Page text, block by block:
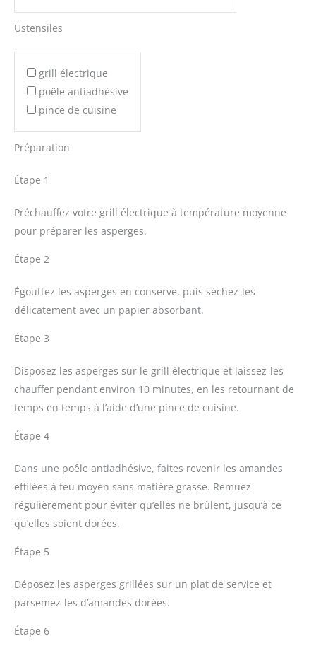
Ustensiles
grill électrique
poêle antiadhésive
pince de cuisine
Préparation
Étape 1
Préchauffez votre grill électrique à température moyenne
pour préparer les asperges.
Étape 2
Égouttez les asperges en conserve, puis séchez-les
délicatement avec un papier absorbant.
Étape 3
Disposez les asperges sur le grill électrique et laissez-les
chauffer pendant environ 10 minutes, en les retournant de
temps en temps à l’aide d’une pince de cuisine.
Étape 4
Dans une poêle antiadhésive, faites revenir les amandes
effilées à feu moyen sans matière grasse. Remuez
régulièrement pour éviter qu’elles ne brûlent, jusqu’à ce
qu’elles soient dorées.
Étape 5
Déposez les asperges grillées sur un plat de service et
parsemez-les d’amandes dorées.
Étape 6